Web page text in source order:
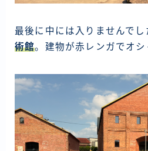
最後に中には入りませんでし
術館。建物が赤レンガでオシ